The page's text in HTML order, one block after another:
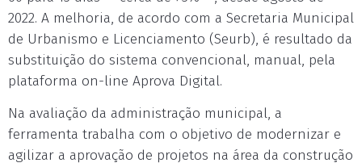
2022. A melhoria, de acordo com a Secretaria Municipal
de Urbanismo e Licenciamento (Seurb), é resultado da
substituição do sistema convencional, manual, pela
plataforma on-line Aprova Digital.
Na avaliação da administração municipal, a
ferramenta trabalha com o objetivo de modernizar e
agilizar a aprovação de projetos na área da construção